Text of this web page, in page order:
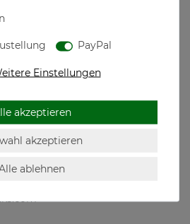
für qualitativ hochwertige Mode
dem Herzen Bayerns
Freizeit zeigen will
Monks GmbH, Westendstr.
PayPal
Einstellungen
akzeptieren
akzeptieren
ablehnen